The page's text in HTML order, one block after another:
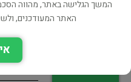
המשך הגלישה באתר, מהווה
האתר המעודכנים,